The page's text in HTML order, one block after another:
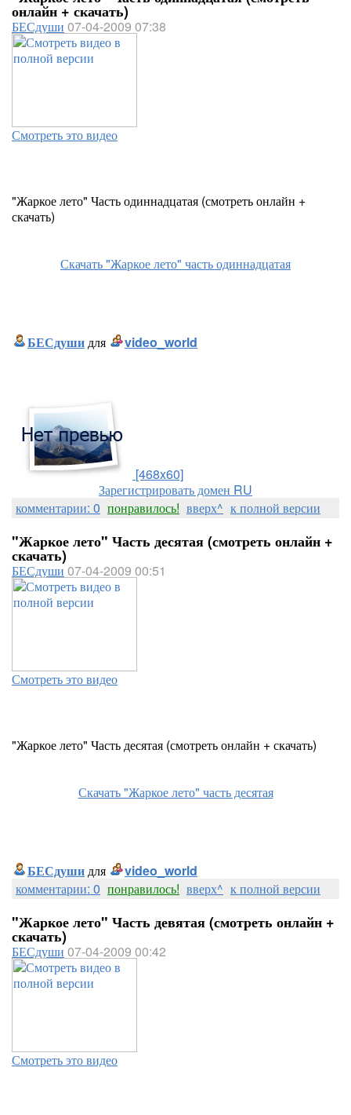
онлайн + скачать)
БЕСдуши 07-04-2009 07:38
Смотреть это видео
"Жаркое лето" Часть одиннадцатая (смотреть онлайн +
скачать)
Скачать "Жаркое лето" часть одиннадцатая
БЕСдушидля video_world
[468x60]
Зарегистрировать домен RU
комментарии: 0 понравилось! вверх^ к полной версии
"Жаркое лето" Часть десятая (смотреть онлайн +
скачать)
БЕСдуши 07-04-2009 00:51
Смотреть это видео
"Жаркое лето" Часть десятая (смотреть онлайн + скачать)
Скачать "Жаркое лето" часть десятая
БЕСдушидля
video_world
комментарии: 0 понравилось! вверх^ к полной версии
"Жаркое лето" Часть девятая (смотреть онлайн +
скачать)
БЕСдуши 07-04-2009 00:42
Смотреть это видео